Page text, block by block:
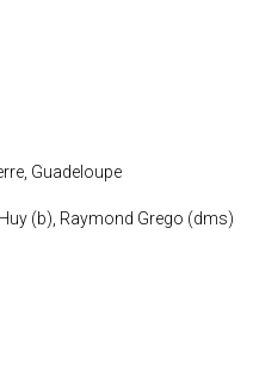
Guadeloupe
(b), Raymond Grego (dms)